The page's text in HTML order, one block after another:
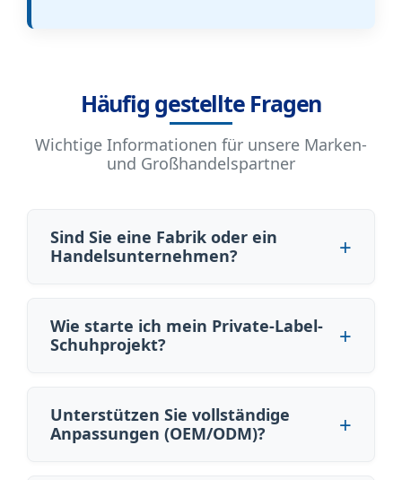
Häufig gestellte Fragen
Wichtige Informationen für unsere Marken-
und Großhandelspartner
Sind Sie eine Fabrik oder ein
Handelsunternehmen?
Wie starte ich mein Private-Label-
Schuhprojekt?
Unterstützen Sie vollständige
Anpassungen (OEM/ODM)?